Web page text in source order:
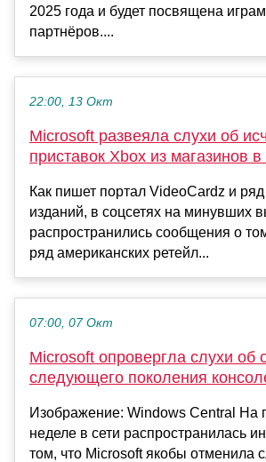
2025 года и будет посвящена
партнёров....
22:00, 13 Окт
Microsoft развеяла слухи об
приставок Xbox из магазинов
Как пишет портал VideoCardz и ряд
изданий, в соцсетях на минувших
распространились сообщения о
ряд американских ретейл...
07:00, 07 Окт
Microsoft опровергла слухи об
следующего поколения
Изображение: Windows Central На
неделе в сети распространилась
том, что Microsoft якобы отменила